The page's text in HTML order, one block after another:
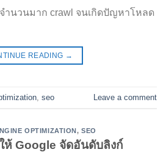
นวนมาก crawl จนเกิดปัญหาโหลด
READING →
seo Leave a comment
OPTIMIZATION , SEO
ห้ Google จัดอันดับลิงก์